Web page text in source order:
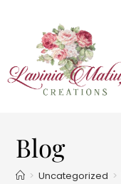
Blog
> Uncategorized >